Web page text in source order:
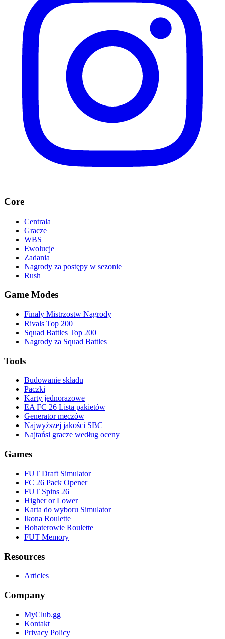
Core
Centrala
Gracze
WBS
Ewolucje
Zadania
Nagrody za postępy w sezonie
Rush
Game Modes
Finały Mistrzostw Nagrody
Rivals Top 200
Squad Battles Top 200
Nagrody za Squad Battles
Tools
Budowanie składu
Paczki
Karty jednorazowe
EA FC 26 Lista pakietów
Generator meczów
Najwyższej jakości SBC
Najtańsi gracze według oceny
Games
FUT Draft Simulator
FC 26 Pack Opener
FUT Spins 26
Higher or Lower
Karta do wyboru Simulator
Ikona Roulette
Bohaterowie Roulette
FUT Memory
Resources
Articles
Company
MyClub.gg
Kontakt
Privacy Policy